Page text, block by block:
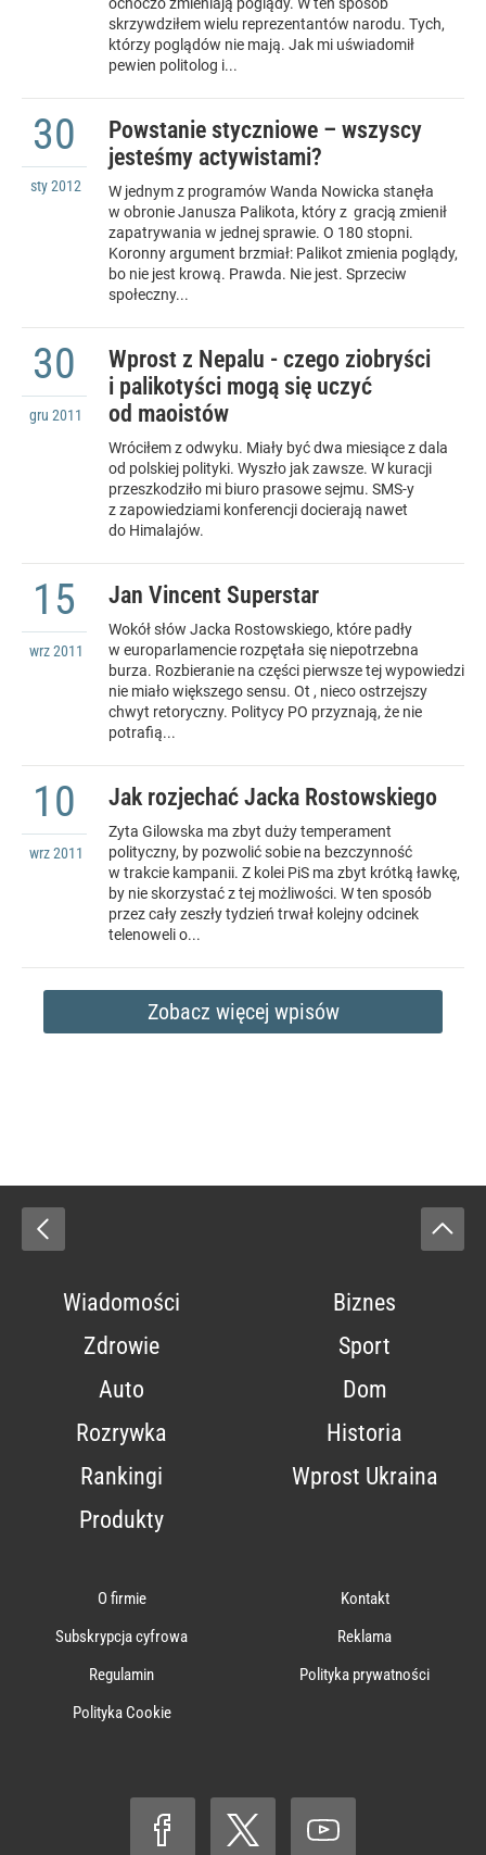
skrzywdziłem wielu reprezentantów narodu. Tych,
którzy poglądów nie mają. Jak mi uświadomił
pewien politolog i...
Powstanie styczniowe – wszyscy
jesteśmy actywistami?
30
sty2012
W jednym z programów Wanda Nowicka stanęła
w obronie Janusza Palikota, który z gracją zmienił
zapatrywania w jednej sprawie. O 180 stopni.
Koronny argument brzmiał: Palikot zmienia poglądy,
bo nie jest krową. Prawda. Nie jest. Sprzeciw
społeczny...
Wprost z Nepalu - czego ziobryści
i palikotyści mogą się uczyć
od maoistów
30
gru 2011
Wróciłem z odwyku. Miały być dwa miesiące z dala
od polskiej polityki. Wyszło jak zawsze. W kuracji
przeszkodziło mi biuro prasowe sejmu. SMS-y
z zapowiedziami konferencji docierają nawet
do Himalajów.
Jan Vincent Superstar
15
wrz 2011
Wokół słów Jacka Rostowskiego, które padły
w europarlamencie rozpętała się niepotrzebna
burza. Rozbieranie na części pierwsze tej wypowiedzi
nie miało większego sensu. Ot , nieco ostrzejszy
chwyt retoryczny. Politycy PO przyznają, że nie
potrafią...
Jak rozjechać Jacka Rostowskiego
10
wrz 2011
Zyta Gilowska ma zbyt duży temperament
polityczny, by pozwolić sobie na bezczynność
w trakcie kampanii. Z kolei PiS ma zbyt krótką ławkę,
by nie skorzystać z tej możliwości. W ten sposób
przez cały zeszły tydzień trwał kolejny odcinek
telenoweli o...
Zobacz więcej wpisów
Wiadomości
Biznes
Zdrowie
Sport
Auto
Dom
Rozrywka
Historia
Rankingi
Wprost Ukraina
Produkty
O firmie
Kontakt
Subskrypcja cyfrowa
Reklama
Regulamin
Polityka prywatności
Polityka Cookie